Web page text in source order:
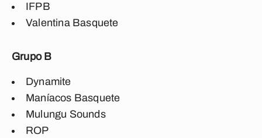
IFPB
Valentina Basquete
Grupo B
Dynamite
Maníacos Basquete
Mulungu Sounds
ROP